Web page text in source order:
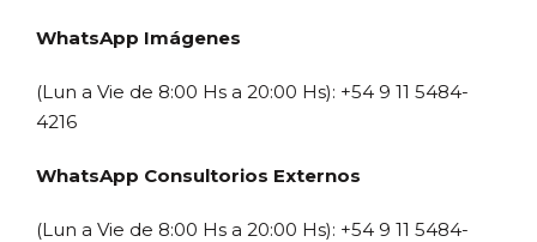
WhatsApp Imágenes
(Lun a Vie de 8:00 Hs a 20:00 Hs): +54 9 11 5484-
4216
WhatsApp Consultorios Externos
(Lun a Vie de 8:00 Hs a 20:00 Hs): +54 9 11 5484-